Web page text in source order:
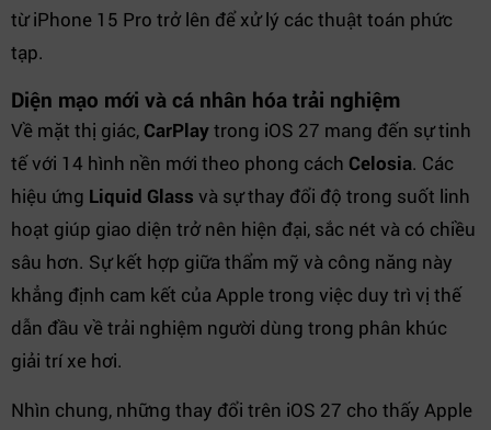
từ iPhone 15 Pro trở lên để xử lý các thuật toán phức
tạp.
Diện mạo mới và cá nhân hóa trải nghiệm
Về mặt thị giác, CarPlaytrong iOS 27 mang đến sự tinh
tế với 14 hình nền mới theo phong cách Celosia. Các
hiệu ứng Liquid Glass và sự thay đổi độ trong suốt linh
hoạt giúp giao diện trở nên hiện đại, sắc nét và có chiều
sâu hơn. Sự kết hợp giữa thẩm mỹ và công năng này
khẳng định cam kết của Apple trong việc duy trì vị thế
dẫn đầu về trải nghiệm người dùng trong phân khúc
giải trí xe hơi.
Nhìn chung, những thay đổi trên iOS 27 cho thấy Apple